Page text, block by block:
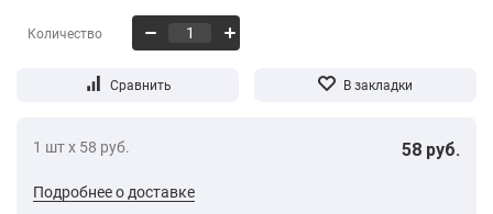
Количество
1 шт х 58 руб. 58 руб.
Подробнее о доставке